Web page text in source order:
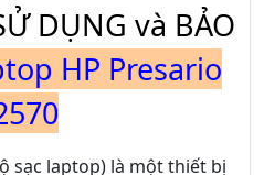
DỤNG và BẢO
HP Presario
sạc laptop) là một thiết bị